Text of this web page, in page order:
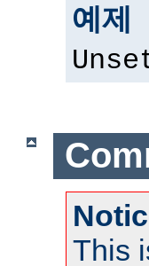
예제
This